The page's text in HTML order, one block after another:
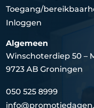
Toegang/
Inloggen
Algemeen
Winschoterdiep 50 –
9723 AB Groningen
050 525 8999